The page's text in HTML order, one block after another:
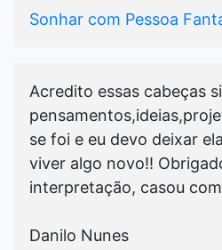
Sonhar com Pessoa
Acredito essas cabeças
se foi e eu devo deixar
viver algo novo!!
interpretação, casou
Danilo Nunes